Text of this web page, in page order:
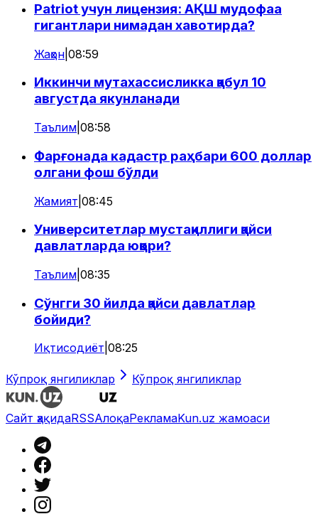
Patriot учун лицензия: АҚШ мудофаа
гигантлари нимадан хавотирда?
Жаҳон 08:59
Иккинчи мутахассисликка қабул 10
августда якунланади
Таълим 08:58
Фарғонада кадастр раҳбари 600 доллар
олгани фош бўлди
Жамият 08:45
Университетлар мустақиллиги қайси
давлатларда юқори?
Таълим 08:35
Сўнгги 30 йилда қайси давлатлар
бойиди?
Иқтисодиёт 08:25
Кўпроқ янгиликлар Кўпроқ янгиликлар
Сайт ҳақидаRSSАлоқаРекламаKun.uz жамоаси